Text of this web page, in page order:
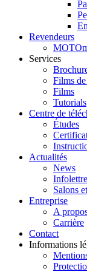
Revendeurs
Services
Films
Films
Tutorials
Centre de
Études
Actualités
News
Infolettre
Salons
Entreprise
A
Carrière
Contact
Informations